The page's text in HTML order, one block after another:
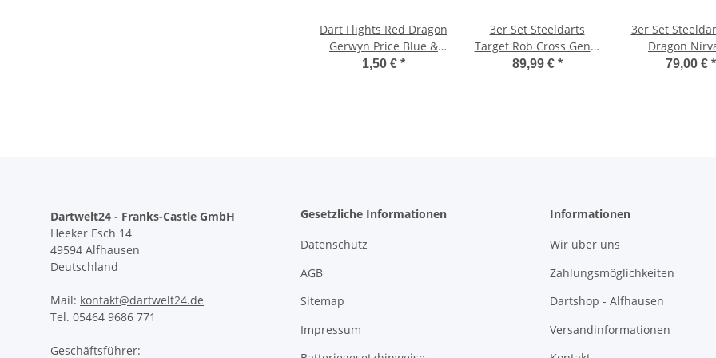
Dart Flights Red Dragon
Gerwyn Price Blue &
Blue Stripe 6523
1,50 € *
3er Set Steeldarts
Target Rob Cross Gen 2
Swiss Point
89,99 € *
3er Set
Dragon
79,00 € *
Dartwelt24 - Franks-Castle GmbH
Heeker Esch 14
49594 Alfhausen
Deutschland
Mail: kontakt@dartwelt24.de
Tel. 05464 9686 771
Geschäftsführer:
Gesetzliche Informationen
Datenschutz
AGB
Sitemap
Impressum
Informationen
Wir über uns
Zahlungsmöglichkeiten
Dartshop - Alfhausen
Versandinformationen